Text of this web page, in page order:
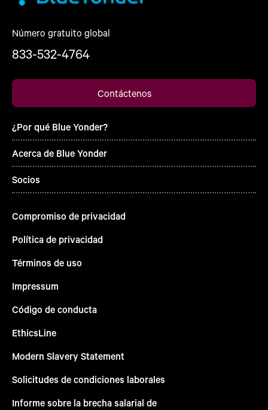
Número gratuito global
833-532-4764
Contáctenos
¿Por qué Blue Yonder?
Acerca de Blue Yonder
Socios
Compromiso de privacidad
Política de privacidad
Términos de uso
Impressum
Código de conducta
EthicsLine
Modern Slavery Statement
Solicitudes de condiciones laborales
Informe sobre la brecha salarial de